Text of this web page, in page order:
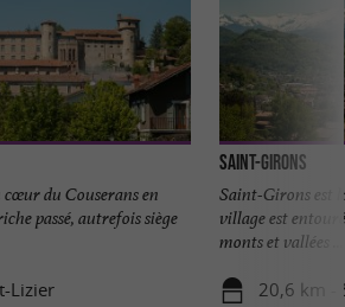
du Couserans en
passé, autrefois siège
Lizier
Saint-Girons
Saint-Girons est
village est
monts et vallées ...
20,6 km -